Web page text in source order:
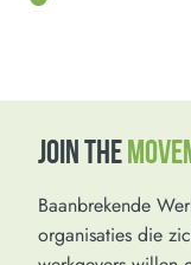
JOIN THE
Baanbrekende
organisaties die